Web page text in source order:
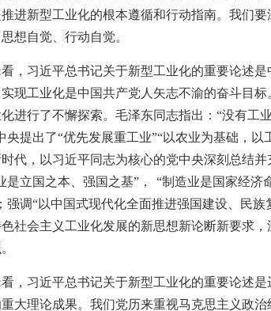
进新型工业化的根本遵循和行动指南。我们
想自觉、行动自觉。
，习近平总书记关于新型工业化的重要论述
现工业化是中国共产党人矢志不渝的奋斗目
进行了不懈探索。毛泽东同志指出：“没有工
央提出了“优先发展重工业”“以农业为基础，
代，以习近平同志为核心的党中央深刻总结
是立国之本、强国之基”， “制造业是国家经
强调“以中国式现代化全面推进强国建设、民
社会主义工业化发展的新思想新论断新要求
，习近平总书记关于新型工业化的重要论述
大理论成果。我们党历来重视马克思主义政